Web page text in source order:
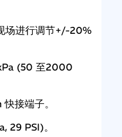
场进行调节+/-20%
(50 至2000
接端子。
29 PSI)。